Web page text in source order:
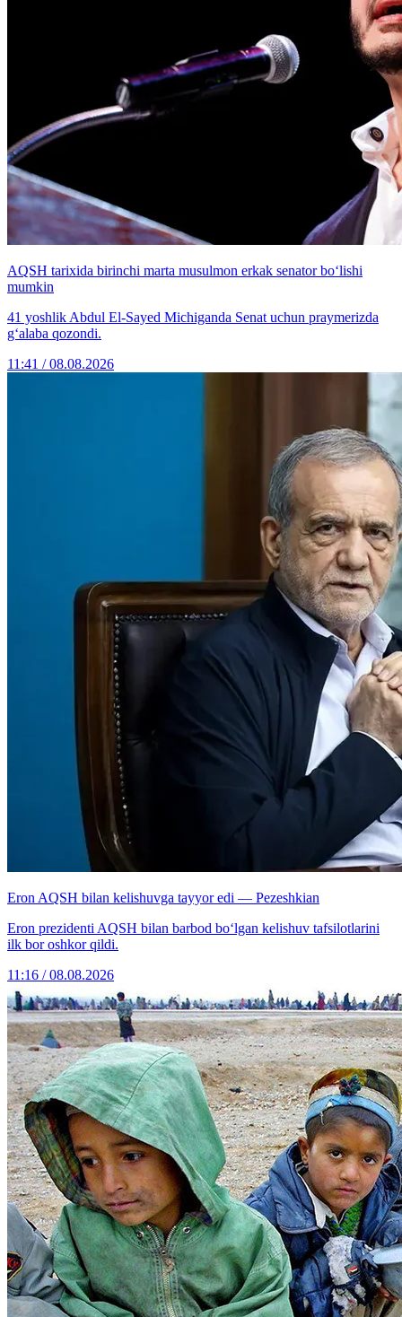
AQSH tarixida birinchi marta musulmon erkak senator bo‘lishi
mumkin
41 yoshlik Abdul El-Sayed Michiganda Senat uchun praymerizda
g‘alaba qozondi.
11:41 / 08.08.2026
Eron AQSH bilan kelishuvga tayyor edi — Pezeshkian
Eron prezidenti AQSH bilan barbod bo‘lgan kelishuv tafsilotlarini
ilk bor oshkor qildi.
11:16 / 08.08.2026